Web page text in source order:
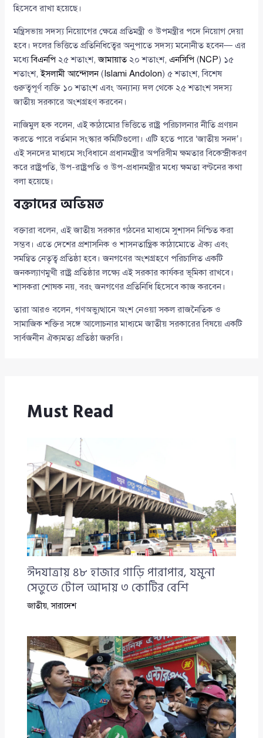
হিসেবে রাখা হয়েছে।
মন্ত্রিসভায় সদস্য নিয়োগের ক্ষেত্রে প্রতিমন্ত্রী ও উপমন্ত্রীর পদে নিয়োগ দেয়া
হবে। দলের ভিত্তিতে প্রতিনিধিত্বের অনুপাতে সদস্য মনোনীত হবেন— এর
মধ্যেবিএনপি ২৫ শতাংশ,জামায়াত২০ শতাংশ,এনসিপি (NCP) ১৫
শতাংশ,ইসলামী আন্দোলন(Islami Andolon) ৫ শতাংশ, বিশেষ
গুরুত্বপূর্ণ ব্যক্তি ১০ শতাংশ এবং অন্যান্য দল থেকে ২৫ শতাংশ সদস্য
জাতীয় সরকারে অংশগ্রহণ করবেন।
নাজিমুল হক বলেন, এই কাঠামোর ভিত্তিতে রাষ্ট্র পরিচালনার নীতি প্রণয়ন
করতে পারে বর্তমান সংস্কার কমিটিগুলো। এটি হতে পারে ‘জাতীয় সনদ’।
এই সনদের মাধ্যমে সংবিধানে প্রধানমন্ত্রীর অপরিসীম ক্ষমতার বিকেন্দ্রীকরণ
করে রাষ্ট্রপতি, উপ-রাষ্ট্রপতি ও উপ-প্রধানমন্ত্রীর মধ্যে ক্ষমতা বণ্টনের কথা
বলা হয়েছে।
বক্তাদের অভিমত
বক্তারা বলেন, এই জাতীয় সরকার গঠনের মাধ্যমে সুশাসন নিশ্চিত করা
সম্ভব। এতে দেশের প্রশাসনিক ও শাসনতান্ত্রিক কাঠামোতে ঐক্য এবং
সমন্বিত নেতৃত্ব প্রতিষ্ঠা হবে। জনগণের অংশগ্রহণে পরিচালিত একটি
জনকল্যাণমুখী রাষ্ট্র প্রতিষ্ঠার লক্ষ্যে এই সরকার কার্যকর ভূমিকা রাখবে।
শাসকরা শোষক নয়, বরং জনগণের প্রতিনিধি হিসেবে কাজ করবেন।
তারা আরও বলেন, গণঅভ্যুত্থানে অংশ নেওয়া সকল রাজনৈতিক ও
সামাজিক শক্তির সঙ্গে আলোচনার মাধ্যমে জাতীয় সরকারের বিষয়ে একটি
সার্বজনীন ঐক্যমত্য প্রতিষ্ঠা জরুরি।
Must Read
ঈদযাত্রায় ৪৮ হাজার গাড়ি পারাপার, যমুনা
সেতুতে টোল আদায় ৩ কোটির বেশি
জাতীয়,সারাদেশ